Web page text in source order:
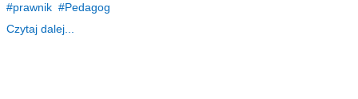
prawnik
Pedagog
Czytaj dalej...